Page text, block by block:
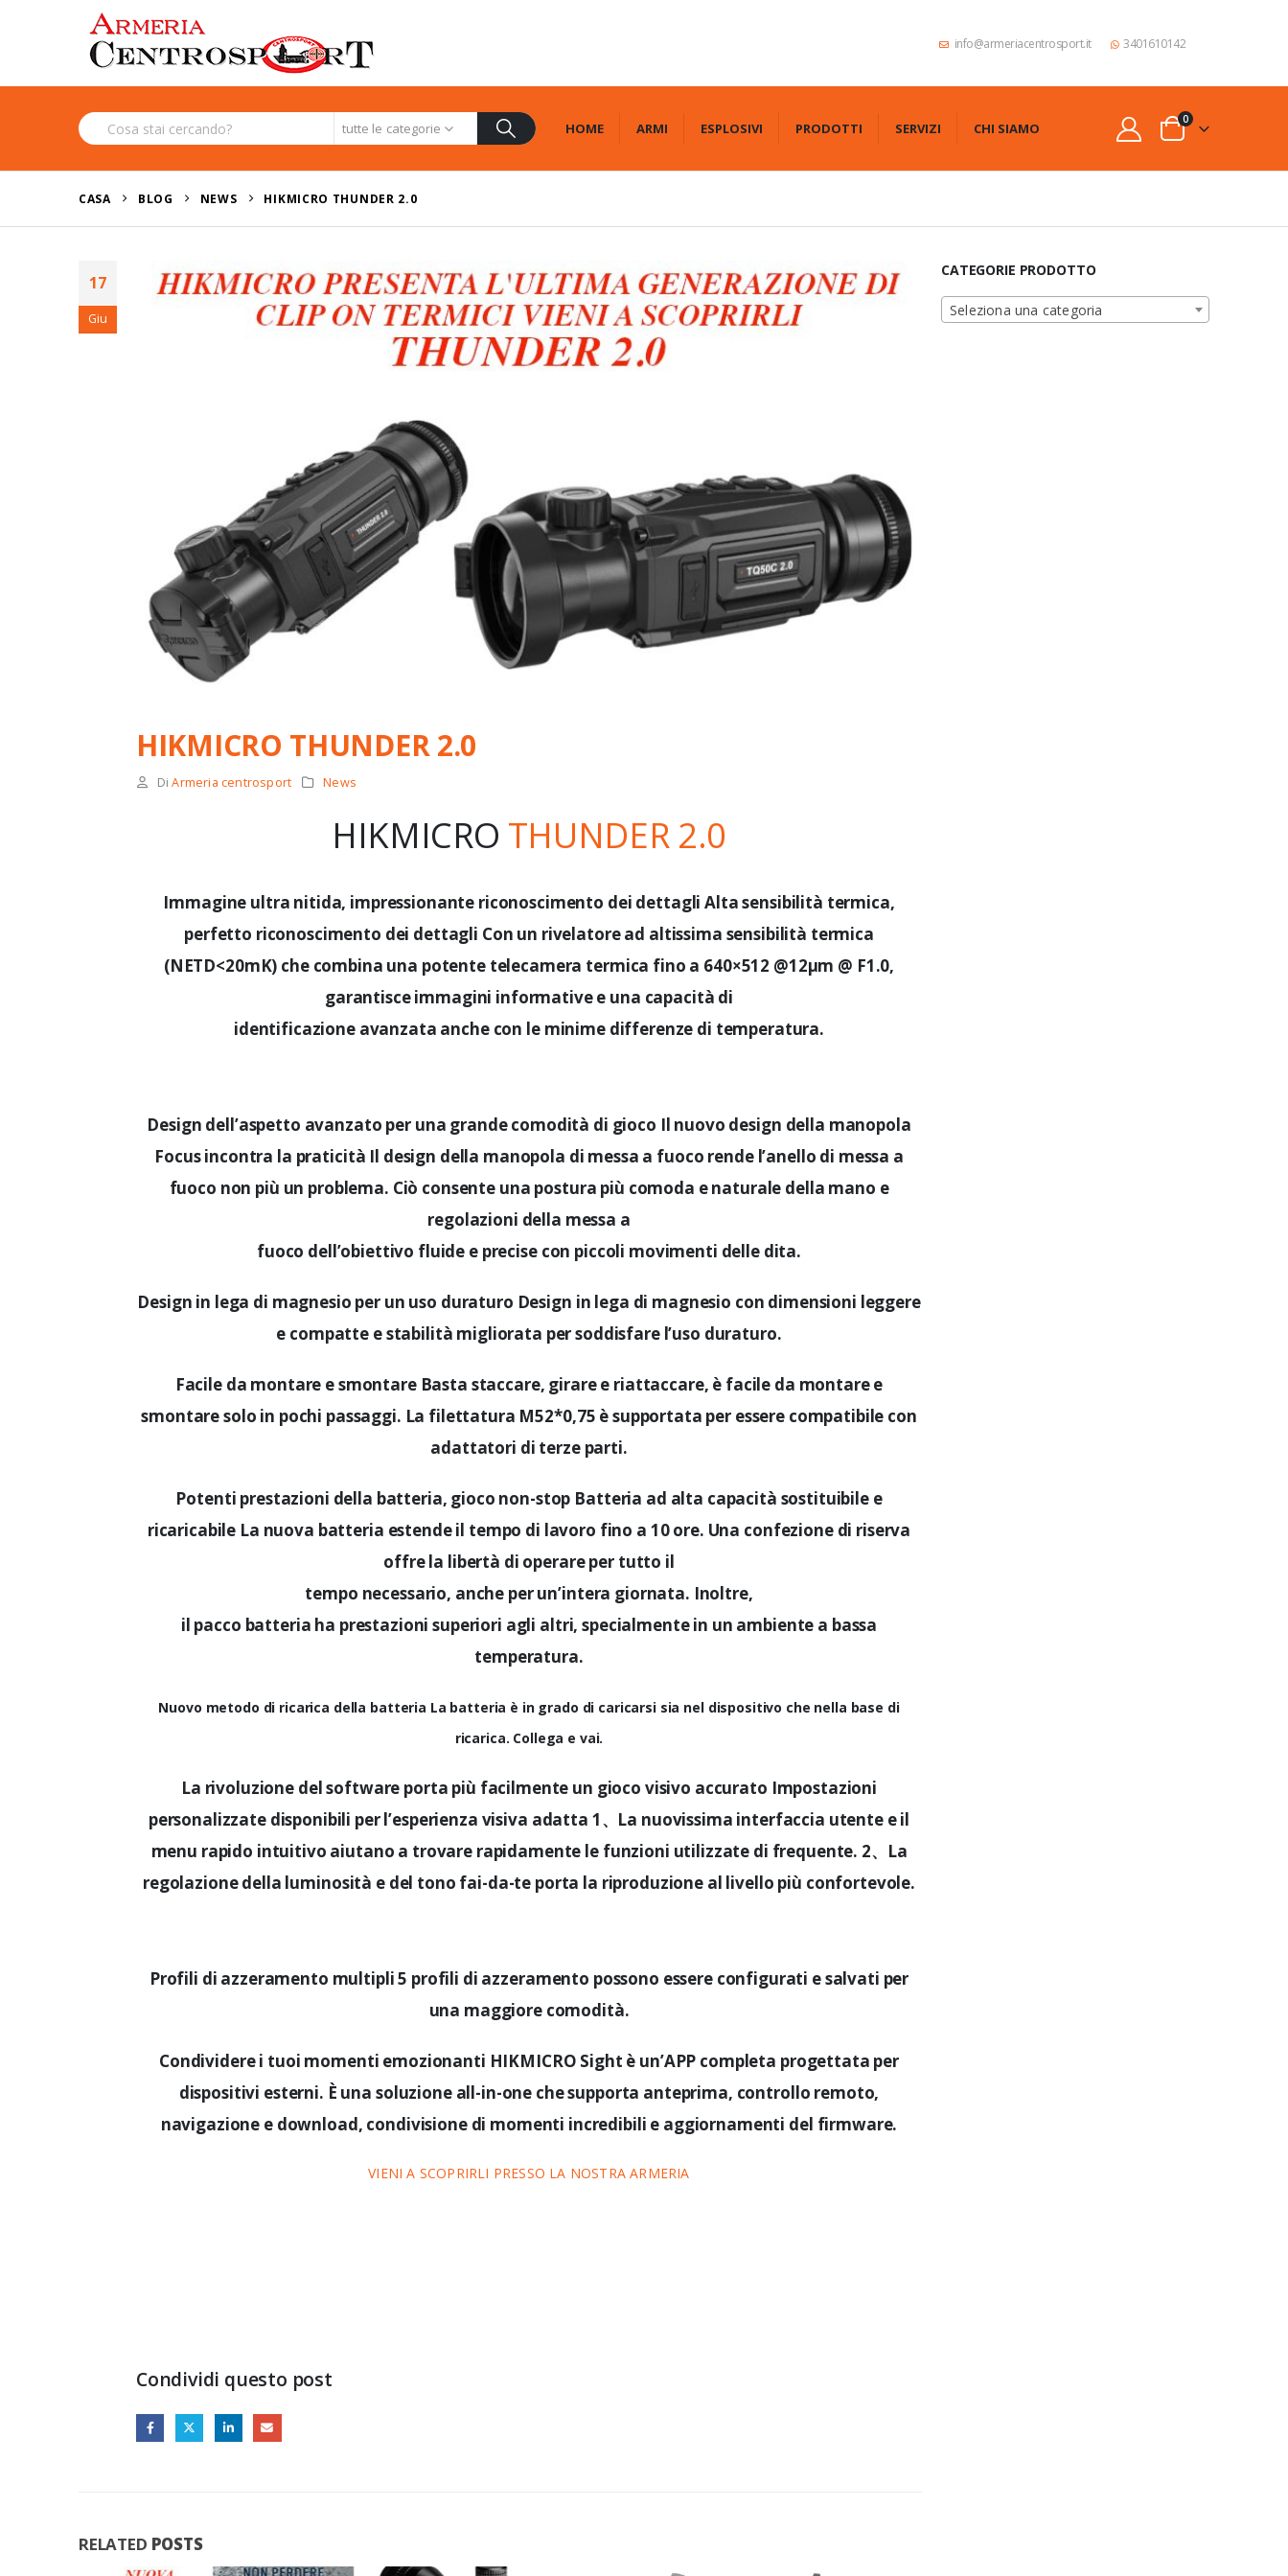
info@armeriacentrosport.it 3401610142
tutte le categorie HOME ARMI ESPLOSIVI PRODOTTI SERVIZI CHI SIAMO
0
CASA BLOG NEWS HIKMICRO THUNDER 2.0
17
Giu
HIKMICRO THUNDER 2.0
Di Armeria centrosport News
HIKMICRO THUNDER 2.0
Immagine ultra nitida, impressionante riconoscimento dei dettagli Alta sensibilità termica,
perfetto riconoscimento dei dettagli Con un rivelatore ad altissima sensibilità termica
(NETD<20mK) che combina una potente telecamera termica fino a 640×512 @12μm @ F1.0,
garantisce immagini informative e una capacità di
identificazione avanzata anche con le minime differenze di temperatura.
Design dell’aspetto avanzato per una grande comodità di gioco Il nuovo design della manopola
Focus incontra la praticità Il design della manopola di messa a fuoco rende l’anello di messa a
fuoco non più un problema. Ciò consente una postura più comoda e naturale della mano e
regolazioni della messa a
fuoco dell’obiettivo fluide e precise con piccoli movimenti delle dita.
Design in lega di magnesio per un uso duraturo Design in lega di magnesio con dimensioni leggere
e compatte e stabilità migliorata per soddisfare l’uso duraturo.
Facile da montare e smontare Basta staccare, girare e riattaccare, è facile da montare e
smontare solo in pochi passaggi. La filettatura M52*0,75 è supportata per essere compatibile con
adattatori di terze parti.
Potenti prestazioni della batteria, gioco non-stop Batteria ad alta capacità sostituibile e
ricaricabile La nuova batteria estende il tempo di lavoro fino a 10 ore. Una confezione di riserva
offre la libertà di operare per tutto il
tempo necessario, anche per un’intera giornata. Inoltre,
il pacco batteria ha prestazioni superiori agli altri, specialmente in un ambiente a bassa
temperatura.
Nuovo metodo di ricarica della batteria La batteria è in grado di caricarsi sia nel dispositivo che nella base di
ricarica. Collega e vai.
La rivoluzione del software porta più facilmente un gioco visivo accurato Impostazioni
personalizzate disponibili per l’esperienza visiva adatta 1、La nuovissima interfaccia utente e il
menu rapido intuitivo aiutano a trovare rapidamente le funzioni utilizzate di frequente. 2、La
regolazione della luminosità e del tono fai-da-te porta la riproduzione al livello più confortevole.
Profili di azzeramento multipli 5 profili di azzeramento possono essere configurati e salvati per
una maggiore comodità.
Condividere i tuoi momenti emozionanti HIKMICRO Sight è un’APP completa progettata per
dispositivi esterni. È una soluzione all-in-one che supporta anteprima, controllo remoto,
navigazione e download, condivisione di momenti incredibili e aggiornamenti del firmware.
VIENI A SCOPRIRLI PRESSO LA NOSTRA ARMERIA
Condividi questo post
RELATED POSTS
CATEGORIE PRODOTTO
Seleziona una categoria